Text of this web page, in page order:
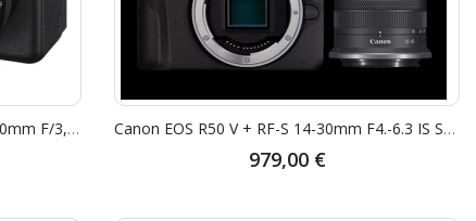
Sony DSC ZV-E10 II + Sony E PZ 16-50mm F/3,5-5,6 OSS II - Garanzia Sony Italia 2+1 Anni - "STUDENT CASHBACK € 100,00" - "SCONTO CASSA SONY € 100,00" Canon EOS R50 V + RF-S 14-30mm F4.-6.3 IS STM PZ CREATOR KIT - Garanzia Canon 2 Anni
979,00 €